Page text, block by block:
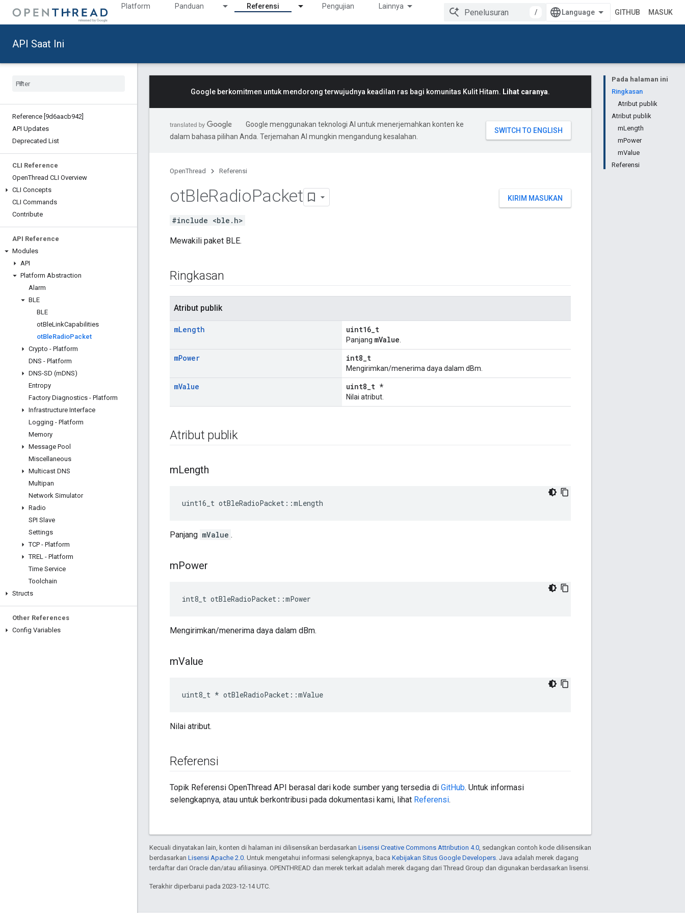
Platform Panduan Referensi Pengujian Lainnya
/ GITHUB MASUK
API Saat Ini
Reference [9d6aacb942]
API Updates
Deprecated List
CLI Reference
OpenThread CLI Overview
CLI Concepts
CLI Commands
Contribute
API Reference
Modules
API
Platform Abstraction
Alarm
BLE
BLE
otBleLinkCapabilities
otBleRadioPacket
Crypto - Platform
DNS - Platform
DNS-SD (mDNS)
Entropy
Factory Diagnostics - Platform
Infrastructure Interface
Logging - Platform
Memory
Message Pool
Miscellaneous
Multicast DNS
Multipan
Network Simulator
Radio
SPI Slave
Settings
TCP - Platform
TREL - Platform
Time Service
Toolchain
Structs
Other References
Config Variables
Pada halaman ini
Ringkasan
Atribut publik
Atribut publik
mLength
mPower
mValue
Referensi
Google berkomitmen untuk mendorong terwujudnya keadilan ras bagi komunitas Kulit Hitam. Lihat caranya.
Google menggunakan teknologi AI untuk menerjemahkan konten ke
dalam bahasa pilihan Anda. Terjemahan AI mungkin mengandung kesalahan.
OpenThread Referensi
KIRIM MASUKAN
otBleRadioPacket
#include <ble.h>
Mewakili paket BLE.
Ringkasan
Atribut publik
mLength uint16_t
Panjang mValue
mPower int8_t
Mengirimkan/menerima daya dalam dBm.
mValue uint8_t *
Nilai atribut.
Atribut publik
mLength
uint16_t otBleRadioPacket ::mLength
Panjang mValue .
mPower
int8_t otBleRadioPacket ::mPower
Mengirimkan/menerima daya dalam dBm.
mValue
uint8_t * otBleRadioPacket ::mValue
Nilai atribut.
Referensi
Topik Referensi OpenThread API berasal dari kode sumber yang tersedia di GitHub. Untuk informasi
selengkapnya, atau untuk berkontribusi pada dokumentasi kami, lihat Referensi.
Kecuali dinyatakan lain, konten di halaman ini dilisensikan berdasarkan Lisensi Creative Commons Attribution 4.0, sedangkan contoh kode dilisensikan
berdasarkan Lisensi Apache 2.0. Untuk mengetahui informasi selengkapnya, baca Kebijakan Situs Google Developers. Java adalah merek dagang
terdaftar dari Oracle dan/atau afiliasinya. OPENTHREAD dan merek terkait adalah merek dagang dari Thread Group dan digunakan berdasarkan lisensi.
Terakhir diperbarui pada 2023-12-14 UTC.